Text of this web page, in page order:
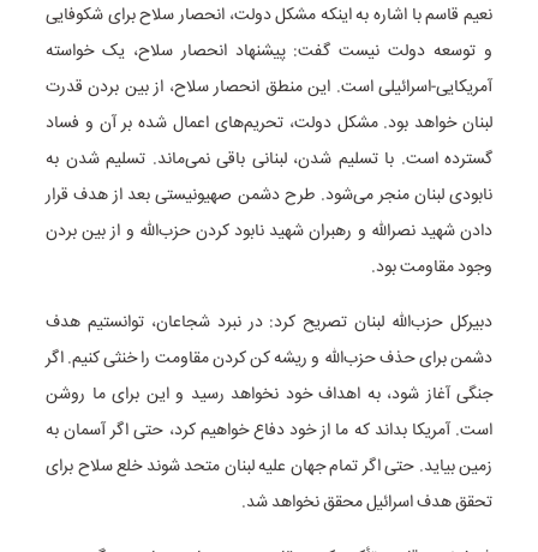
نعیم قاسم با اشاره به اینکه مشکل دولت، انحصار سلاح برای شکوفایی
و توسعه دولت نیست گفت: پیشنهاد انحصار سلاح، یک خواسته
آمریکایی-اسرائیلی است. این منطق انحصار سلاح، از بین بردن قدرت
لبنان خواهد بود. مشکل دولت، تحریم‌های اعمال شده بر آن و فساد
گسترده است. با تسلیم شدن، لبنانی باقی نمی‌ماند. تسلیم شدن به
نابودی لبنان منجر می‌شود. طرح دشمن صهیونیستی بعد از هدف قرار
دادن شهید نصرالله و رهبران شهید نابود کردن حزب‌الله و از بین بردن
وجود مقاومت بود.
دبیرکل حزب‌الله لبنان تصریح کرد: در نبرد شجاعان، توانستیم هدف
دشمن برای حذف حزب‌الله و ریشه کن کردن مقاومت را خنثی کنیم. اگر
جنگی آغاز شود، به اهداف خود نخواهد رسید و این برای ما روشن
است. آمریکا بداند که ما از خود دفاع خواهیم کرد، حتی اگر آسمان به
زمین بیاید. حتی اگر تمام جهان علیه لبنان متحد شوند خلع سلاح برای
تحقق هدف اسرائیل محقق نخواهد شد.